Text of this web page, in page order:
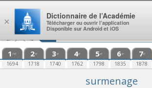
Aller au contenu
1 re
1694
2e
1718
3e
1740
4e
1762
5e
1798
6e
1835
7e
1878
surmenage
×
Dictionnaire de l’Académie
Télécharger ou ouvrir l’application
Disponible sur Android et iOS